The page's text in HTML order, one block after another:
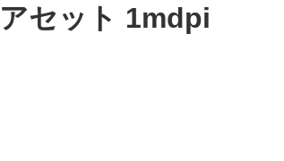
アセット 1mdpi